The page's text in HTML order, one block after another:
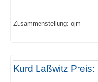
Zusammenstellung: ojm
Kurd Laßwitz